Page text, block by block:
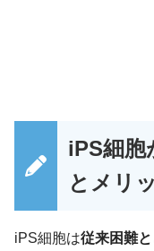
iPS細胞
とメリ
iPS細胞は従来困難